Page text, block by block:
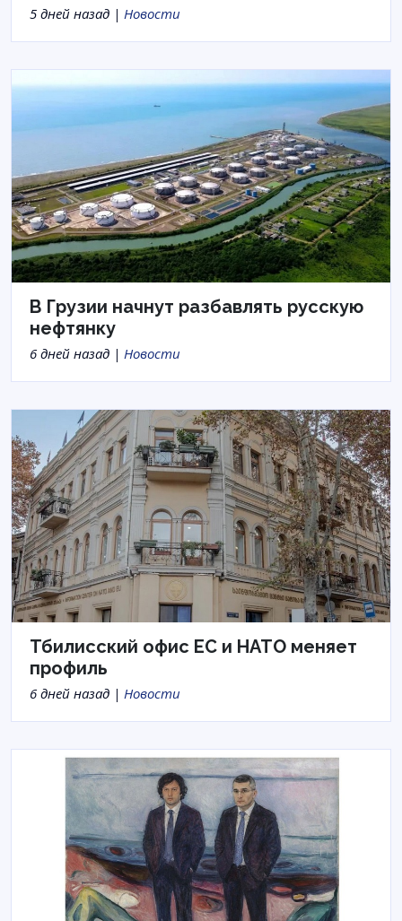
5 дней назад | Новости
В Грузии начнут разбавлять русскую
нефтянку
6 дней назад | Новости
Тбилисский офис ЕС и НАТО меняет
профиль
6 дней назад | Новости